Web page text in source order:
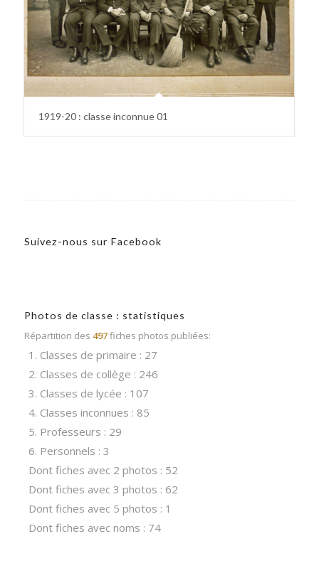
1919-20 : classe inconnue 01
Suivez-nous sur Facebook
Photos de classe : statistiques
Répartition des 497fiches photos publiées:
1. Classes de primaire : 27
2. Classes de collège : 246
3. Classes de lycée : 107
4. Classes inconnues : 85
5. Professeurs : 29
6. Personnels : 3
Dont fiches avec 2 photos : 52
Dont fiches avec 3 photos : 62
Dont fiches avec 5 photos : 1
Dont fiches avec noms : 74